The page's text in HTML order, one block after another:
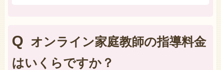
Q
オンライン家庭教師の指導料金
はいくらですか？